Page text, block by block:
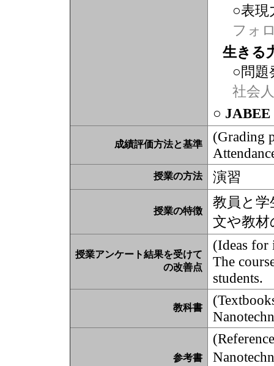
○表現
フォ
生きる
○問題
社会
○
成績評価方法と基準
(Grading
授業の方法 演習
授業の特徴
教員と
文や教
授業アンケート結果を受けて
の改善点
(Ideas for
The
students.
教科書
参考書